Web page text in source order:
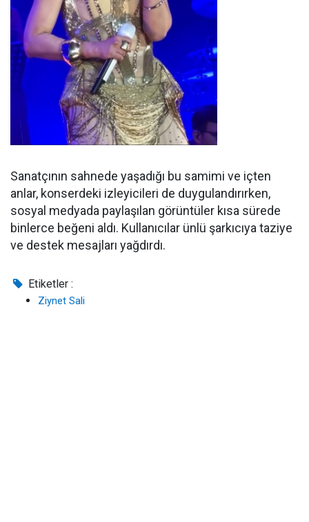
Sanatçının sahnede yaşadığı bu samimi ve içten
anlar, konserdeki izleyicileri de duygulandırırken,
sosyal medyada paylaşılan görüntüler kısa sürede
binlerce beğeni aldı. Kullanıcılar ünlü şarkıcıya taziye
ve destek mesajları yağdırdı.
Etiketler :
Ziynet Sali